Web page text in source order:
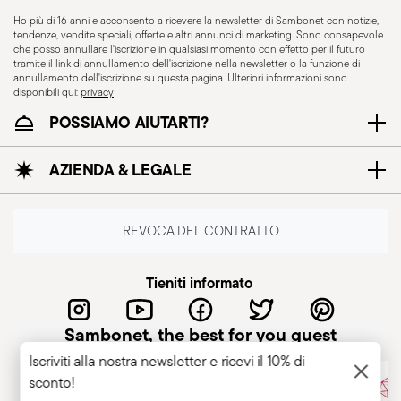
Adatto a piastra
elettrica
Adatto a piastra in
vetroceramica
Adatto a fornello a gas
Sicuro per il contatto
COOKWARE - L’uso improprio degli articoli può
causare lesioni all’utilizzatore o a chi gli sta
intorno, è quindi fondamentale utilizzarli
esclusivamente per lo scopo per cui sono stati
progettati. Per garantire un uso sicuro delle
Ho più di 16 anni e acconsento a ricevere la newsletter di Sambonet con notizie,
tendenze, vendite speciali, offerte e altri annunci di marketing. Sono consapevole
che posso annullare l'iscrizione in qualsiasi momento con effetto per il futuro
tramite il link di annullamento dell'iscrizione nella newsletter o la funzione di
annullamento dell'iscrizione su questa pagina. Ulteriori informazioni sono
disponibili qui:privacy
POSSIAMO AIUTARTI?
AZIENDA & LEGALE
REVOCA DEL CONTRATTO
Tieniti informato
Sambonet, the best for you guest
Iscriviti alla nostra newsletter e ricevi il 10% di
sconto!